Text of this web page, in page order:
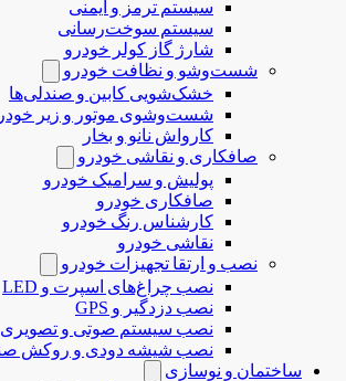
سیستم ترمز و ایمنی
سیستم سوخت‌رسانی
شارژ گاز کولر خودرو
شست‌وشو و نظافت خودرو
خشک‌شویی کابین و صندلی‌ها
شست‌وشوی موتور و زیر
کارواش نانو و بخار
صافکاری و نقاشی خودرو
پولیش و سرامیک خودرو
صافکاری خودرو
کارشناس رنگ خودرو
نقاشی خودرو
نصب و ارتقا تجهیزات خودرو
نصب چراغ‌های اسپرت و LED
نصب دزدگیر و GPS
نصب سیستم صوتی و تصویری
نصب شیشه دودی و روکش
ساختمان و نوسازی